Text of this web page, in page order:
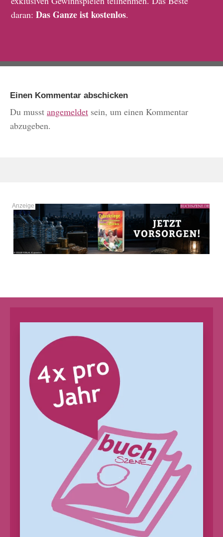
daran:Das Ganze ist kostenlos.
Einen Kommentar abschicken
Du musst angemeldet sein, um einen Kommentar
abzugeben.